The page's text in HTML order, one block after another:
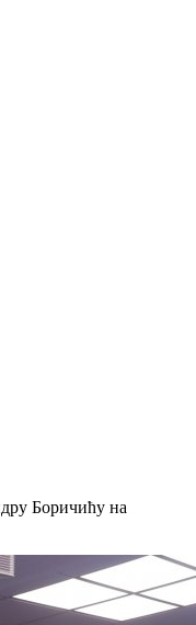
Боричићу на